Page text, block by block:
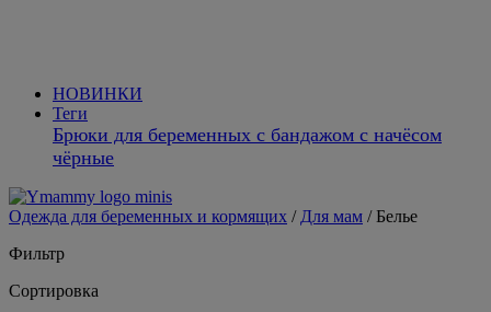
НОВИНКИ
Теги
Брюки для беременных с бандажом с начёсом
чёрные
Одежда для беременных и кормящих / Для мам / Белье
Фильтр
Сортировка